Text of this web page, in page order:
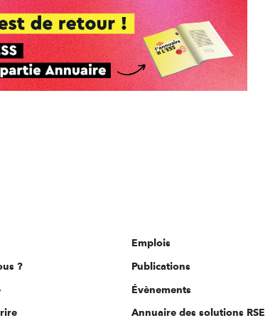
?
Emplois
Publications
Évènements
Annuaire des solutions RSE